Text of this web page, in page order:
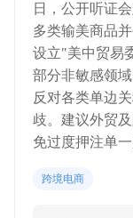
日，公开听证
多类输美商品
设立"美中贸易
部分非敏感领
反对各类单边
歧。建议外贸
免过度押注单
跨境电商